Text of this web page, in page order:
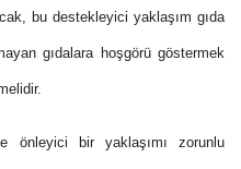
bu destekleyici yaklaşım gıda
gıdalara hoşgörü göstermek
önleyici bir yaklaşımı zorunlu